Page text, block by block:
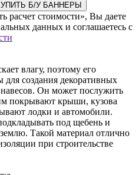
Б/У БАННЕРЫ
расчет стоимости», Вы даете
данных и соглашаетесь с
влагу, поэтому его
для создания декоративных
Он может послужить
покрывают крыши, кузова
лодки и автомобили.
под щебень и
Такой материал отлично
при строительстве